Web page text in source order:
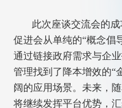
此次座谈交流会的
促进会从单纯的“概念倡
通过链接政府需求与企
管理找到了降本增效的“
阔的应用场景。未来，
将继续发挥平台优势，